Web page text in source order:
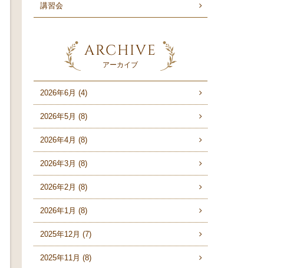
講習会
ARCHIVE
アーカイブ
2026年6月 (4)
2026年5月 (8)
2026年4月 (8)
2026年3月 (8)
2026年2月 (8)
2026年1月 (8)
2025年12月 (7)
2025年11月 (8)